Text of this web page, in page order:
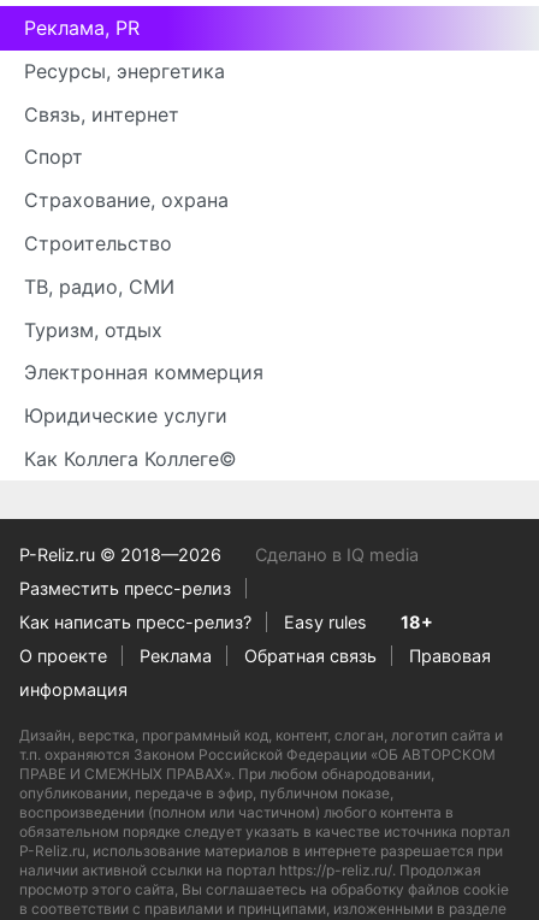
Реклама, PR
Ресурсы, энергетика
Связь, интернет
Спорт
Страхование, охрана
Строительство
ТВ, радио, СМИ
Туризм, отдых
Электронная коммерция
Юридические услуги
Как Коллега Коллеге©
P-Reliz.ru © 2018—2026
Сделано в IQ media
Разместить пресс-релиз
Как написать пресс-релиз?
Easy rules
18+
О проекте
Реклама Обратная связь
Правовая
информация
Дизайн, верстка, программный код, контент, слоган, логотип сайта и
т.п. охраняются Законом Российской Федерации «ОБ АВТОРСКОМ
ПРАВЕ И СМЕЖНЫХ ПРАВАХ». При любом обнародовании,
опубликовании, передаче в эфир, публичном показе,
воспроизведении (полном или частичном) любого контента в
обязательном порядке следует указать в качестве источника портал
P-Reliz.ru, использование материалов в интернете разрешается при
наличии активной ссылки на портал https://p-reliz.ru/. Продолжая
просмотр этого сайта, Вы соглашаетесь на обработку файлов cookie
в соответствии с правилами и принципами, изложенными в разделе